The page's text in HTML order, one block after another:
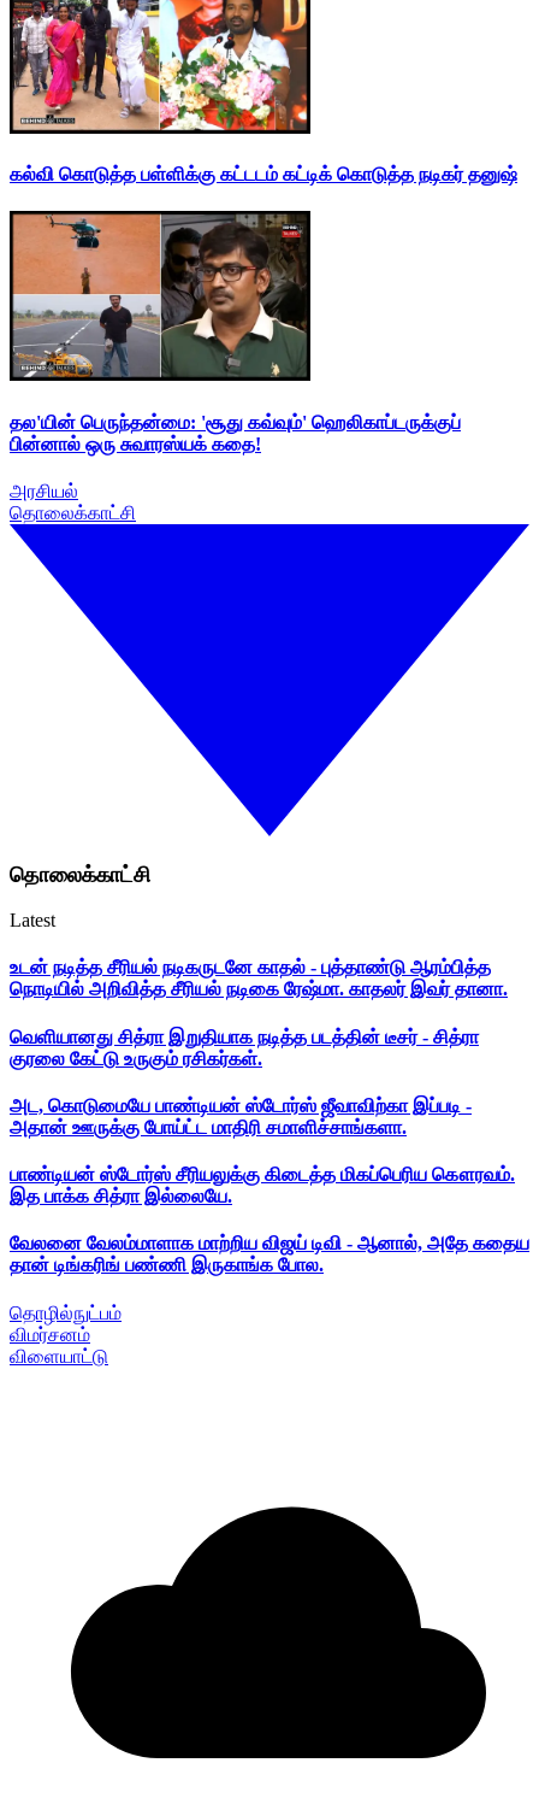
கல்வி கொடுத்த பள்ளிக்கு கட்டடம் கட்டிக் கொடுத்த நடிகர் தனுஷ்
தல'யின் பெருந்தன்மை: 'சூது கவ்வும்' ஹெலிகாப்டருக்குப்
பின்னால் ஒரு சுவாரஸ்யக் கதை!
அரசியல்
தொலைக்காட்சி
தொலைக்காட்சி
Latest
உடன் நடித்த சீரியல் நடிகருடனே காதல் - புத்தாண்டு ஆரம்பித்த
நொடியில் அறிவித்த சீரியல் நடிகை ரேஷ்மா. காதலர் இவர் தானா.
வெளியானது சித்ரா இறுதியாக நடித்த படத்தின் டீசர் - சித்ரா
குரலை கேட்டு உருகும் ரசிகர்கள்.
அட, கொடுமையே பாண்டியன் ஸ்டோர்ஸ் ஜீவாவிற்கா இப்படி -
அதான் ஊருக்கு போய்ட்ட மாதிரி சமாளிச்சாங்களா.
பாண்டியன் ஸ்டோர்ஸ் சீரியலுக்கு கிடைத்த மிகப்பெரிய கௌரவம்.
இத பாக்க சித்ரா இல்லையே.
வேலனை வேலம்மாளாக மாற்றிய விஜய் டிவி - ஆனால், அதே கதைய
தான் டிங்கரிங் பண்ணி இருகாங்க போல.
தொழில்நுட்பம்
விமர்சனம்
விளையாட்டு